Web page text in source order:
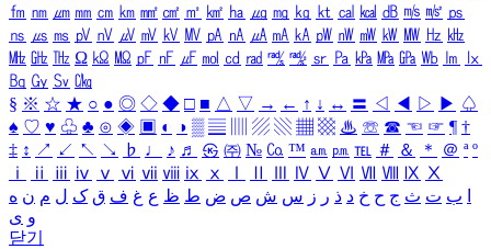
㎙ ㎚ ㎛ ㎜ ㎝ ㎞ ㎟ ㎠ ㎡ ㎢ ㏊ ㎍ ㎎ ㎏ ㏏ ㎈ ㎉ ㏈ ㎧ ㎨ ㎰
㎱ ㎲ ㎳ ㎴ ㎵ ㎶ ㎷ ㎸ ㎹ ㎀ ㎁ ㎂ ㎃ ㎄ ㎺ ㎻ ㎽ ㎾ ㎿ ㎐ ㎑
㎒ ㎓ ㎔ Ω ㏀ ㏁ ㎊ ㎋ ㎌ ㏖ ㏅ ㎭ ㎮ ㎯ ㏛ ㎩ ㎪ ㎫ ㎬ ㏝ ㏐
㏓
㏃ ㏉ ㏜ ㏆
§ ※ ☆ ★ ○ ● ◎ ◇ ◆ □ ■ △ ▽ → ← ↑ ↓ ↔ 〓 ◁ ◀ ▷ ▶ ♤
♠ ♡ ♥ ♧ ♣ ⊙ ◈ ▣ ◐ ◑ ▒ ▤ ▨ ▧ ▦ ▩ ♨ ☏ ☎ ☜ ☞ ¶ †
‡ ↕ ↗ ↙ ↖ ↘ ♭ ♩ ♪ ♬ ㉿ ㈜ № ㏇ ™ ㏂ ㏘ ℡ ＃ ＆ ＊ ＠ ª º
ⅰ
ⅱ ⅲ ⅳ ⅴ ⅵ ⅶ ⅷ ⅸ ⅹ Ⅳ Ⅴ Ⅵ Ⅶ Ⅷ Ⅸ Ⅹ
ب ت ث ج ح خ د ذ ر ز س ش ص ض ط ظ ع غ ف ق ک ل م ن ه
و ی
닫기